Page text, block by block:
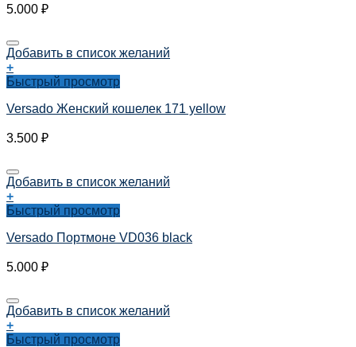
5.000 ₽
Добавить в список желаний
+
Быстрый просмотр
Versado Женский кошелек 171 yellow
3.500 ₽
Добавить в список желаний
+
Быстрый просмотр
Versado Портмоне VD036 black
5.000 ₽
Добавить в список желаний
+
Быстрый просмотр